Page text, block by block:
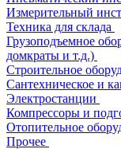
Измерительный
Техника для склада
Грузоподъемное
домкраты и т.д.)
Строительное
Сантехническое и
Электростанции
Компрессоры и
Отопительное
Прочее